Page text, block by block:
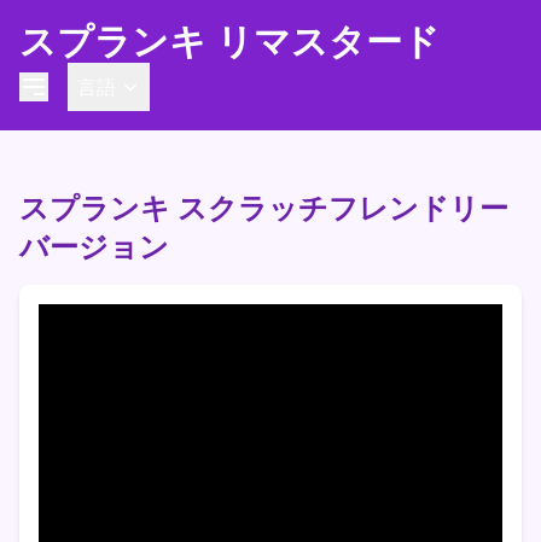
スプランキ リマスタード
スプランキ スクラッチフレンドリー
バージョン